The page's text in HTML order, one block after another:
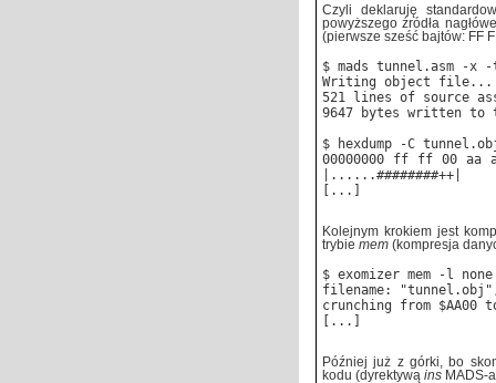
Czyli deklaruję
powyższego źródła
(pierwsze sześć bajtów: FF
$ mads tunnel.asm -
Writing object file...
521 lines of source
9647 bytes written
$ hexdump -C
00000000 ff ff 00 aa
|......########++|
[...]
Kolejnym krokiem jest
trybie mem (kompresja
$ exomizer mem -l
filename: "tunnel.obj",
crunching from $AA00
[...]
Później już z górki, bo
kodu (dyrektywą ins MADS-